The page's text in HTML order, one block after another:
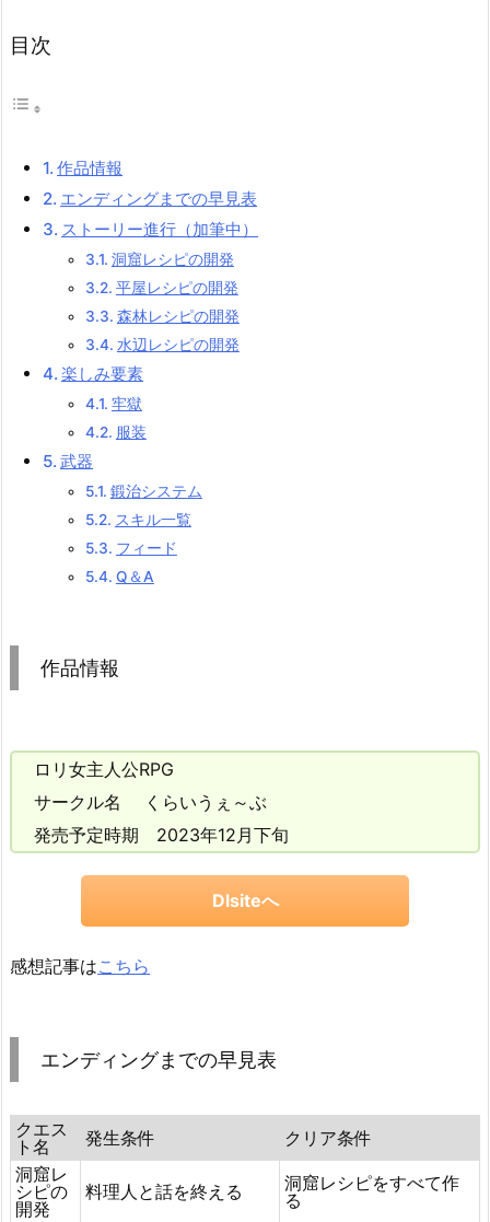
目次
作品情報
エンディングまでの早見表
ストーリー進行（加筆中）
洞窟レシピの開発
平屋レシピの開発
森林レシピの開発
水辺レシピの開発
楽しみ要素
牢獄
服装
武器
鍛治システム
スキル一覧
フィード
Q＆A
作品情報
ロリ女主人公RPG
サークル名 くらいうぇ～ぶ
発売予定時期 2023年12月下旬
Dlsiteへ
感想記事はこちら
エンディングまでの早見表
クエス
ト名
発生条件
クリア条件
洞窟レ
シピの
開発
料理人と話を終える
洞窟レシピをすべて作
る